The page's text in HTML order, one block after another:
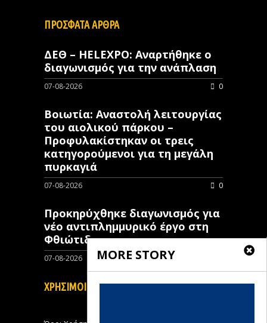
MORE STORY
ΠΡΟΣΦΑΤΑ ΑΡΘΡΑ
ΔΕΘ – HELEXPO: Αναρτήθηκε ο
διαγωνισμός για την ανάπλαση
07-08-2026 0
Βοιωτία: Αναστολή λειτουργίας
του αιολικού πάρκου –
Προφυλακίστηκαν οι τρεις
κατηγορούμενοι για τη μεγάλη
πυρκαγιά
07-08-2026 0
Προκηρύχθηκε διαγωνισμός για
νέo αντιπλημμυρικό έργο στη
Φθιώτιδα
07-08-2026
ΧΡΗΣΙΜΟΙ ΣΥΝΔΕΣΜΟΙ